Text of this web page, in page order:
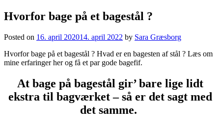
Hvorfor bage på et bagestål ?
Posted on 16. april 202014. april 2022 by Sara Græsborg
Hvorfor bage på et bagestål ? Hvad er en bagesten af stål ? Læs om
mine erfaringer her og få et par gode bagefif.
At bage på bagestål gir’ bare lige lidt
ekstra til bagværket – så er det sagt med
det samme.